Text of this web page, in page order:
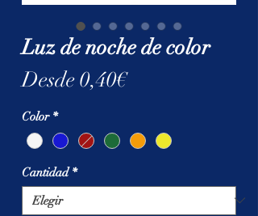
Luz de noche de color
Desde0,40€Precio
oferta
Color *
Cantidad *